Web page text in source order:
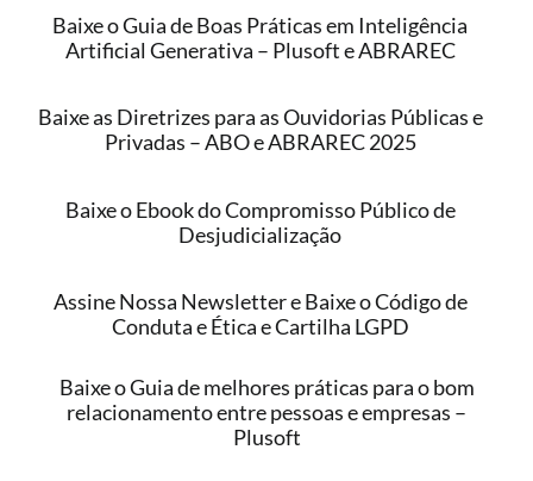
Baixe o Guia de Boas Práticas em Inteligência
Artificial Generativa – Plusoft e ABRAREC
Baixe as Diretrizes para as Ouvidorias Públicas e
Privadas – ABO e ABRAREC 2025
Baixe o Ebook do Compromisso Público de
Desjudicialização
Assine Nossa Newsletter e Baixe o Código de
Conduta e Ética e Cartilha LGPD
Baixe o Guia de melhores práticas para o bom
relacionamento entre pessoas e empresas –
Plusoft